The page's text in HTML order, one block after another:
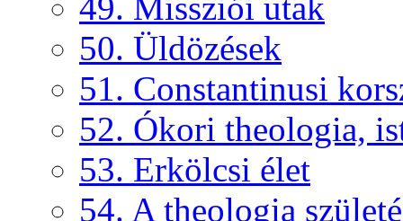
49. Missziói utak
50. Üldözések
51. Constantinusi
52. Ókori theologia,
53. Erkölcsi élet
54. A theologia